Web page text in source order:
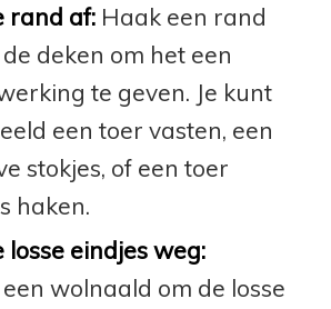
rand af:Haak een rand
deken om het een
te geven. Je kunt
een toer vasten, een
stokjes, of een toer
haken.
losse eindjes weg:
wolnaald om de losse